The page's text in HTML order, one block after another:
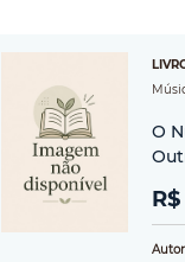
O
Autor